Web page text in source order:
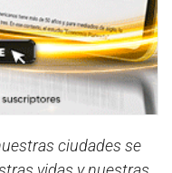
ciudades se